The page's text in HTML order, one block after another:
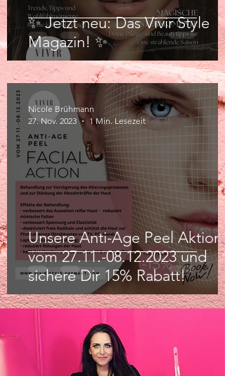
✨ Jetzt neu: Das Vivir Style
Magazin! ✨
Unsere Anti-Age Peel Aktion
vom 27.11.-08.12.2023 und
sichere Dir 15% Rabatt!
Nicole Brühmann
27. Nov. 2023
1 Min. Lesezeit